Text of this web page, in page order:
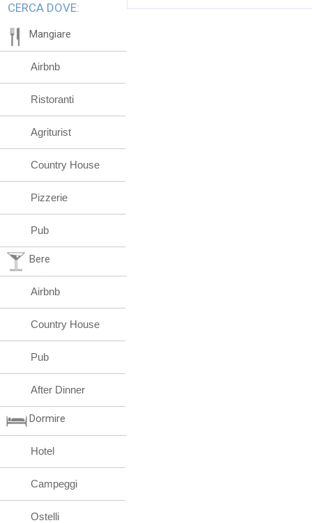
CERCA DOVE:
Mangiare
Airbnb
Ristoranti
Agriturist
Country House
Pizzerie
Pub
Bere
Airbnb
Country House
Pub
After Dinner
Dormire
Hotel
Campeggi
Ostelli